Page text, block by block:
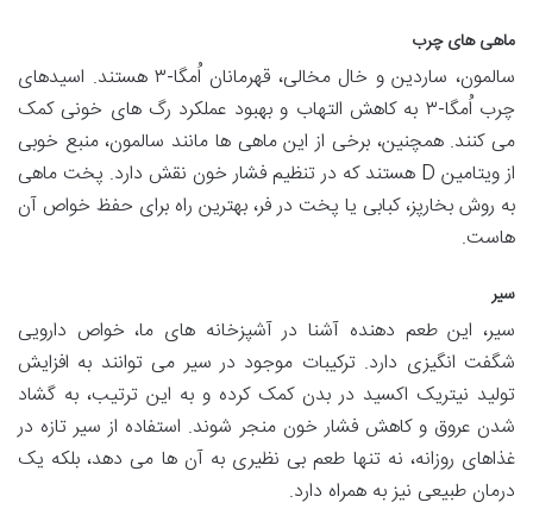
ماهی های چرب
سالمون، ساردین و خال مخالی، قهرمانان اُمگا-۳ هستند. اسیدهای
چرب اُمگا-۳ به کاهش التهاب و بهبود عملکرد رگ های خونی کمک
می کنند. همچنین، برخی از این ماهی ها مانند سالمون، منبع خوبی
از ویتامین D هستند که در تنظیم فشار خون نقش دارد. پخت ماهی
به روش بخارپز، کبابی یا پخت در فر، بهترین راه برای حفظ خواص آن
هاست.
سیر
سیر، این طعم دهنده آشنا در آشپزخانه های ما، خواص دارویی
شگفت انگیزی دارد. ترکیبات موجود در سیر می توانند به افزایش
تولید نیتریک اکسید در بدن کمک کرده و به این ترتیب، به گشاد
شدن عروق و کاهش فشار خون منجر شوند. استفاده از سیر تازه در
غذاهای روزانه، نه تنها طعم بی نظیری به آن ها می دهد، بلکه یک
درمان طبیعی نیز به همراه دارد.